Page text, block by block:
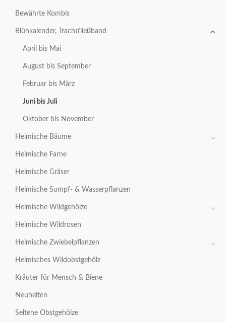
Bewährte Kombis
Blühkalender, Trachtfließband
April bis Mai
August bis September
Februar bis März
Juni bis Juli
Oktober bis November
Heimische Bäume
Heimische Farne
Heimische Gräser
Heimische Sumpf- & Wasserpflanzen
Heimische Wildgehölze
Heimische Wildrosen
Heimische Zwiebelpflanzen
Heimisches Wildobstgehölz
Kräuter für Mensch & Biene
Neuheiten
Seltene Obstgehölze